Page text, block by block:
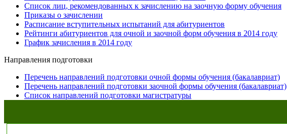
Список лиц, рекомендованных к зачислению на заочную форму обучения
Приказы о зачислении
Расписание вступительных испытаний для абитуриентов
Рейтинги абитуриентов для очной и заочной форм обучения в 2014 году
График зачисления в 2014 году
Направления подготовки
Перечень направлений подготовки очной формы обучения (бакалавриат)
Перечень направлений подготовки заочной формы обучения (бакалавриат)
Список направлений подготовки магистратуры